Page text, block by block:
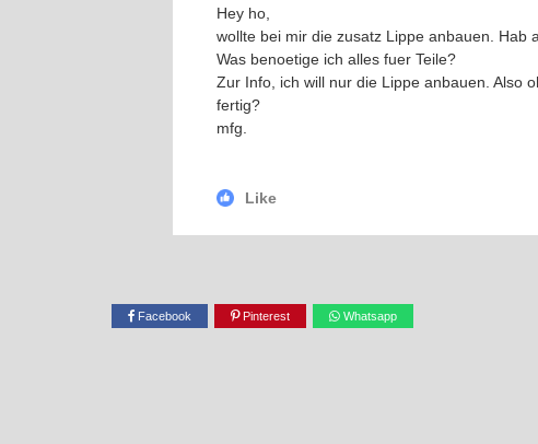
Hey ho,
wollte bei mir die zusatz Lippe anbauen. Hab
Was benoetige ich alles fuer Teile?
Zur Info, ich will nur die Lippe anbauen. Also
fertig?
mfg.
Like
Facebook Pinterest Whatsapp